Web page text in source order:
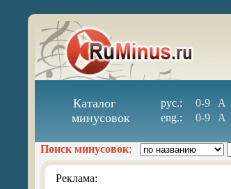
Каталог
минусовок
рус.: 0-9 А
eng.:
0-9 A
Поиск минусовок:
Реклама: